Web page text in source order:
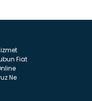
Fiat
Ne
: